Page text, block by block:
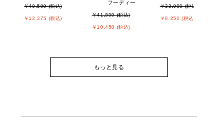
￥49,500 (税込)
￥12,375 (税込)
フーディー
￥41,800 (税込)
￥10,450 (税込)
￥33,000 (税込)
￥8,250 (税込)
もっと見る